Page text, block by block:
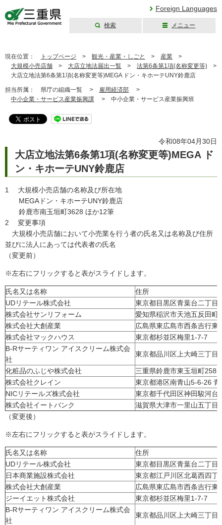
Foreign Languages
検索 メニュー
現在位置： トップページ > 観光・産業・しごと > 産業 >
大規模小売店舗 > 大店立地法届出一覧 > 法第6条第1項(名称変更等) >
大店立地法第6条第1項(名称変更等)MEGA ドン・キホーテUNY鈴鹿店
担当所属： 県庁の組織一覧 > 雇用経済部 >
中小企業・サービス産業振興課 > 中小企業・サービス産業振興班
令和08年04月30日
大店立地法第6条第1項(名称変更等)MEGA ド
ン・キホーテUNY鈴鹿店
1 大規模小売店舗の名称及び所在地
MEGAドン・キホーテUNY鈴鹿店
鈴鹿市南玉垣町3628 ほか12筆
2 変更事項
大規模小売店舗において小売業を行う者の氏名又は名称及び住所
並びに法人にあっては代表者の氏名
（変更前）
※左右にフリックすると表がスライドします。
氏名又は名称
住所
UDリテール株式会社
東京都目黒区青葉台二丁目
株式会社サンリフォーム
愛知県稲沢市天池五反田町
株式会社大創産業
広島県東広島市西条吉行東
株式会社マックハウス
東京都杉並区梅里1-7-7
B-Rサーティワン アイスクリーム株式会
社
東京都品川区上大崎三丁目
化粧品のふじや株式会社
三重県鈴鹿市東玉垣町
株式会社クレイン
東京都港区南青山5-6-26
NICリテールズ株式会社
東京都千代田区神田駿河台
株式会社イートバンク
滋賀県大津市一里山五丁目
（変更後）
※左右にフリックすると表がスライドします。
氏名又は名称
住所
UDリテール株式会社
東京都目黒区青葉台二丁目
日本商業施設株式会社
東京都江戸川区北葛西四丁
株式会社大創産業
広島県東広島市西条吉行東
ジーイエット株式会社
東京都杉並区梅里1-7-7
B-Rサーティワン アイスクリーム株式会
社
東京都品川区上大崎三丁目